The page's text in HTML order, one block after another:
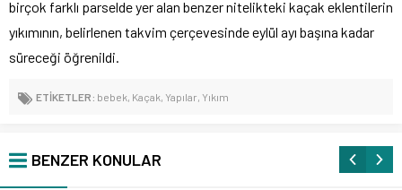
birçok farklı parselde yer alan benzer nitelikteki kaçak eklentilerin
yıkımının, belirlenen takvim çerçevesinde eylül ayı başına kadar
süreceği öğrenildi.
ETİKETLER: bebek, Kaçak, Yapılar, Yıkım
BENZER KONULAR